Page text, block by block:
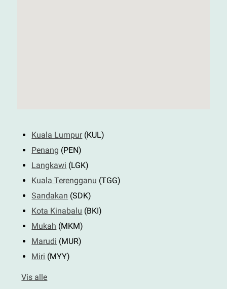
Kuala Lumpur(KUL)
Penang (PEN)
Langkawi (LGK)
Kuala Terengganu (TGG)
Sandakan (SDK)
Kota Kinabalu (BKI)
Mukah (MKM)
Marudi (MUR)
Miri (MYY)
Vis alle